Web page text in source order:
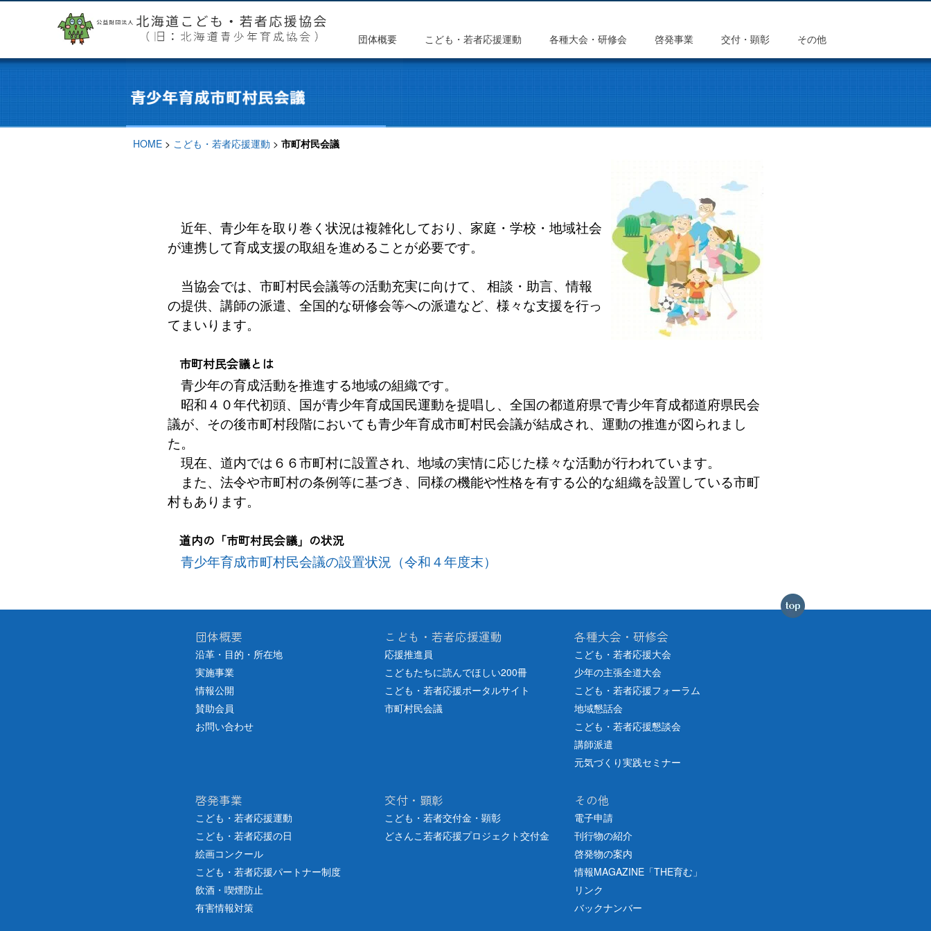
団体概要 こども・若者応援運動 各種大会・研修会 啓発事業 交付・顕彰 その他
HOME > こども・若者応援運動 > 市町村民会議
近年、青少年を取り巻く状況は複雑化しており、家庭・学校・地域社会
が連携して育成支援の取組を進めることが必要です。
当協会では、市町村民会議等の活動充実に向けて、 相談・助言、情報
の提供、講師の派遣、全国的な研修会等への派遣など、様々な支援を行っ
てまいります。
市町村民会議とは
青少年の育成活動を推進する地域の組織です。
昭和４０年代初頭、国が青少年育成国民運動を提唱し、全国の都道府県で青少年育成都道府県民会
議が、その後市町村段階においても青少年育成市町村民会議が結成され、運動の推進が図られまし
た。
現在、道内では６６市町村に設置され、地域の実情に応じた様々な活動が行われています。
また、法令や市町村の条例等に基づき、同様の機能や性格を有する公的な組織を設置している市町
村もあります。
道内の「市町村民会議」の状況
青少年育成市町村民会議の設置状況（令和４年度末）
団体概要
沿革・目的・所在地
実施事業
情報公開
賛助会員
お問い合わせ
こども・若者応援運動
応援推進員
こどもたちに読んでほしい200冊
こども・若者応援ポータルサイト
市町村民会議
各種大会・研修会
こども・若者応援大会
少年の主張全道大会
こども・若者応援フォーラム
地域懇話会
こども・若者応援懇談会
講師派遣
元気づくり実践セミナー
啓発事業
こども・若者応援運動
こども・若者応援の日
絵画コンクール
こども・若者応援パートナー制度
飲酒・喫煙防止
有害情報対策
交付・顕彰
こども・若者交付金・顕彰
どさんこ若者応援プロジェクト交付金
その他
電子申請
刊行物の紹介
啓発物の案内
情報MAGAZINE「THE育む」
リンク
バックナンバー